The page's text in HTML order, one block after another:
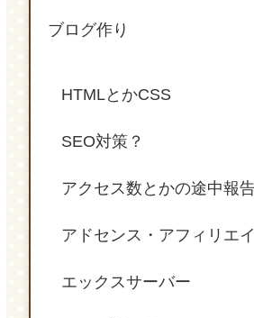
ブログ作り
HTMLとかCSS
SEO対策？
アクセス数とかの途中報
アドセンス・アフィリエ
エックスサーバー